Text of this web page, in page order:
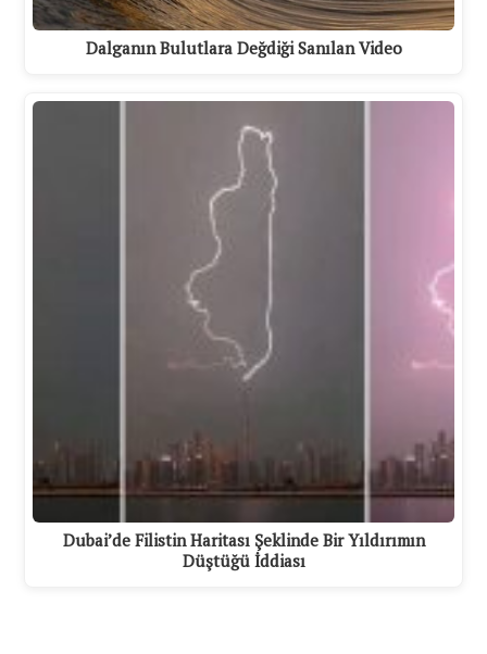
Dalganın Bulutlara Değdiği Sanılan Video
Dubai’de Filistin Haritası Şeklinde Bir Yıldırımın
Düştüğü İddiası